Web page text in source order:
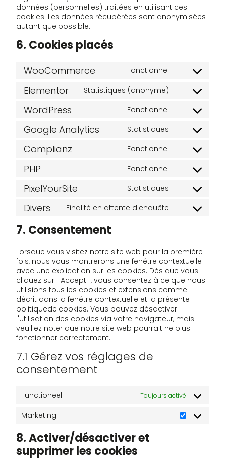
données (personnelles) traitées en utilisant ces
cookies. Les données récupérées sont anonymisées
autant que possible.
6. Cookies placés
WooCommerce Fonctionnel
service
Elementor Statistiques (anonyme)
l'élément
service
WordPress Fonctionnel
service
Google Analytics Statistiques
l'utilisation
google
Complianz Fonctionnel
service
PHP Fonctionnel
service
PixelYourSite Statistiques
service
Divers Finalité en attente d'enquête
7. Consentement
Lorsque vous visitez notre site web pour la première
fois, nous vous montrerons une fenêtre contextuelle
avec une explication sur les cookies. Dès que vous
cliquez sur " Accept ", vous consentez à ce que nous
utilisions tous les cookies et extensions comme
décrit dans la fenêtre contextuelle et la présente
politiquede cookies. Vous pouvez désactiver
l'utilisation des cookies via votre navigateur, mais
veuillez noter que notre site web pourrait ne plus
fonctionner correctement.
7.1 Gérez vos réglages de
consentement
Functioneel Toujours activé
Marketing Marketing
8. Activer/désactiver et
supprimer les cookies